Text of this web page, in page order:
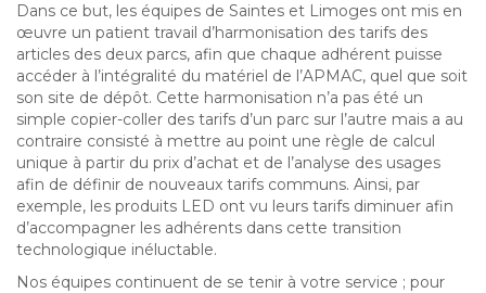
Dans ce but, les équipes de Saintes et Limoges ont mis en
œuvre un patient travail d’harmonisation des tarifs des
articles des deux parcs, afin que chaque adhérent puisse
accéder à l’intégralité du matériel de l’APMAC, quel que soit
son site de dépôt. Cette harmonisation n’a pas été un
simple copier-coller des tarifs d’un parc sur l’autre mais a au
contraire consisté à mettre au point une règle de calcul
unique à partir du prix d’achat et de l’analyse des usages
afin de définir de nouveaux tarifs communs. Ainsi, par
exemple, les produits LED ont vu leurs tarifs diminuer afin
d’accompagner les adhérents dans cette transition
technologique inéluctable.
Nos équipes continuent de se tenir à votre service ; pour